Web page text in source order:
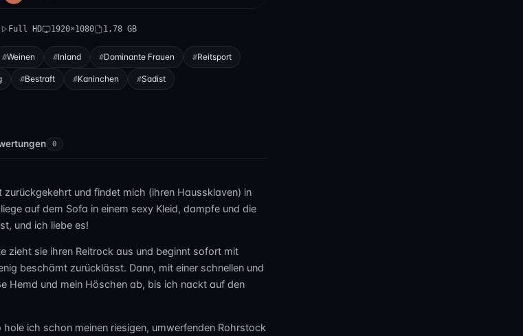
Full HD 1920×1080 1,78 GB
Weinen Inland Dominante Frauen Reitsport
Bestraft Kaninchen Sadist
0
und findet mich (ihren Haussklaven) in
auf dem Sofa in einem sexy Kleid, dampfe und die
und ich liebe es!
zieht sie ihren Reitrock aus und beginnt sofort mit
beschämt zurücklässt. Dann, mit einer schnellen und
Hemd und mein Höschen ab, bis ich nackt auf den
ich schon meinen riesigen, umwerfenden Rohrstock